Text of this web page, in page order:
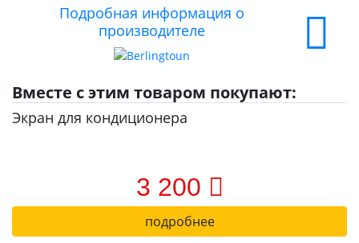
ДОСТАВКАПодробная информация о
производителе
Вместе с этим товаром покупают:
Экран для кондиционера
3 200
подробнее